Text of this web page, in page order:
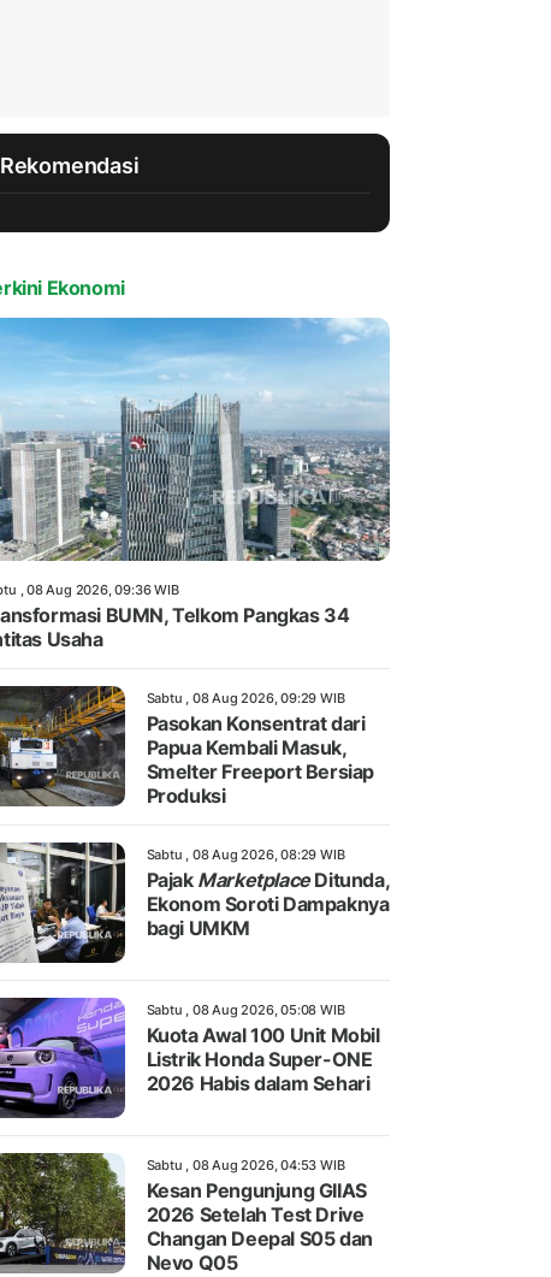
Rekomendasi
Ekonomi
, 08 Aug 2026, 09:36 WIB
BUMN, Telkom Pangkas 34
Usaha
Sabtu , 08 Aug 2026, 09:29 WIB
Pasokan Konsentrat dari
Papua Kembali Masuk,
Smelter Freeport Bersiap
Produksi
Sabtu , 08 Aug 2026, 08:29 WIB
Pajak MarketplaceDitunda,
Ekonom Soroti Dampaknya
bagi UMKM
Sabtu , 08 Aug 2026, 05:08 WIB
Kuota Awal 100 Unit Mobil
Listrik Honda Super-ONE
2026 Habis dalam Sehari
Sabtu , 08 Aug 2026, 04:53 WIB
Kesan Pengunjung GIIAS
2026 Setelah Test Drive
Changan Deepal S05 dan
Nevo Q05